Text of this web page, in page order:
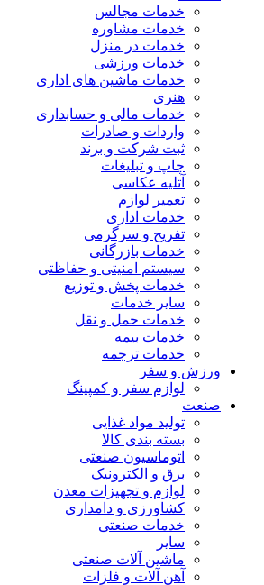
خدمات مجالس
خدمات مشاوره
خدمات در منزل
خدمات ورزشی
خدمات ماشین های اداری
هنری
خدمات مالی و حسابداری
واردات و صادرات
ثبت شرکت و برند
چاپ و تبلیغات
آتلیه عکاسی
تعمیر لوازم
خدمات اداری
تفریح و سرگرمی
خدمات بازرگانی
سیستم امنیتی و حفاظتی
خدمات پخش و توزیع
سایر خدمات
خدمات حمل و نقل
خدمات بیمه
خدمات ترجمه
ورزش و سفر
لوازم سفر و کمپینگ
صنعت
تولید مواد غذایی
بسته بندی کالا
اتوماسیون صنعتی
برق و الکترونیک
لوازم و تجهیزات معدن
کشاورزی و دامداری
خدمات صنعتی
سایر
ماشین آلات صنعتی
آهن آلات و فلزات